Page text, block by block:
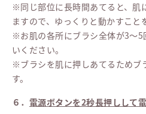
※同じ部位に長時間あてると、肌
ますので、ゆっくりと動かすこと
※お肌の各所にブラシ全体が3～
いください。
※ブラシを肌に押しあてるためブ
す。
６． 電源ボタンを2秒長押しして電